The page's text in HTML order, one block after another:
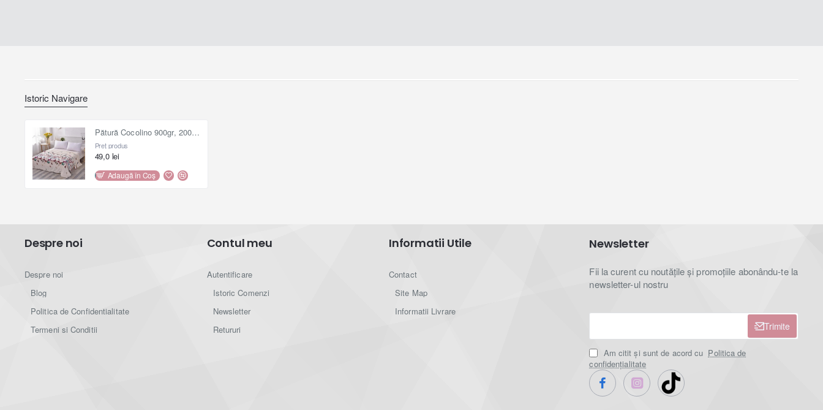
Istoric Navigare
Pătură Cocolino 900gr, 200x230cm, crem , cu fluturași, PCS129
Preț produs
49,0 lei
Adaugă în Coş
Despre noi
Despre noi
Blog
Politica de Confidentialitate
Termeni si Conditii
Contul meu
Autentificare
Istoric Comenzi
Newsletter
Retururi
Informatii Utile
Contact
Site Map
Informatii Livrare
Newsletter
Fii la curent cu noutățile și promoțiile abonându-te la
newsletter-ul nostru
Trimite
Am citit şi sunt de acord cu Politica de
confidențialitate